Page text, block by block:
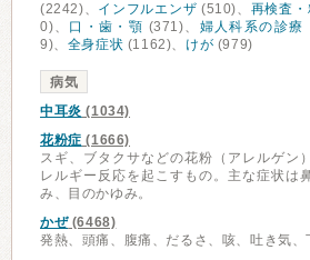
(2242)、 インフルエンザ (510)、 再検査
0)、 口・歯・顎 (371)、 婦人科系の診療
9)、 全身症状 (1162)、 けが (979)
病気
中耳炎 (1034)
花粉症 (1666)
スギ、ブタクサなどの花粉（アレルゲン
レルギー反応を起こすもの。主な症状は
み、目のかゆみ。
かぜ(6468)
発熱、頭痛、腹痛、だるさ、咳、吐き気